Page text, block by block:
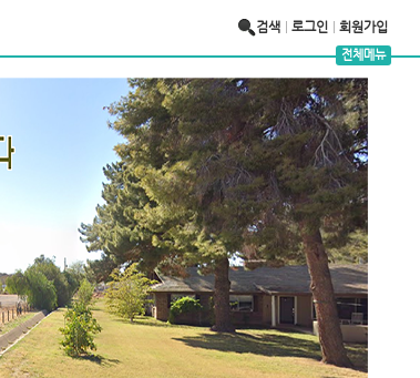
검색 로그인 회원가입
전체메뉴